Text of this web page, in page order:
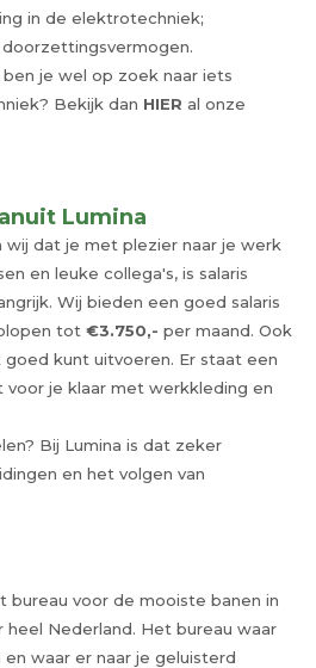
in de elektrotechniek;
je wel op zoek naar iets
Bekijk dan HIER al onze
Lumina
wij dat je met plezier naar je werk
en leuke collega's, is salaris
Wij bieden een goed salaris
tot €3.750,- per maand. Ook
kunt uitvoeren. Er staat een
je klaar met werkkleding en
Bij Lumina is dat zeker
en het volgen van
bureau voor de mooiste banen in
Nederland. Het bureau waar
waar er naar je geluisterd